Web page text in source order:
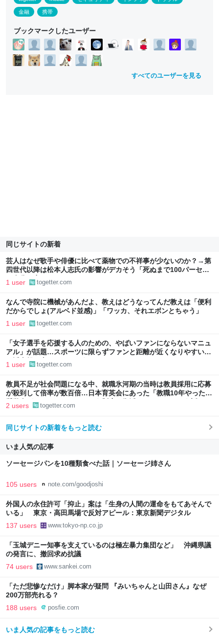
金融 携帯
ブックマークしたユーザー
すべてのユーザーを見る
同じサイトの新着
芸人はなぜ歌手や俳優に比べて薬物での不祥事が少ないのか？→第
四世代以降は松本人志氏の影響がデカそう「死ぬまで100パーセン
ト自分の力でやっていきたい」
1 user togetter.com
なんで寺院に機械があんだよ、教えはどうなってんだ教えは「便利
だからでしょ(アルベド並感)」「ワッカ、それエボンとちゃう」
1 user togetter.com
「女子選手を応援する人のための、やばいファンにならないマニュ
アル」が話題…スポーツに限らずファンと距離が近くなりやすい推
し活全般に当てはまりそう
1 user togetter.com
教員不足が社会問題になる中、就職氷河期の当時は教員採用に応募
が殺到して倍率が数百倍…日本育英会にあった「教職10年やったら
奨学金がチャラになる」という制度を復活してほしいという話
2 users togetter.com
同じサイトの新着をもっと読む
いま人気の記事
ソーセージパンを10種類食べた話｜ソーセージ姉さん
105 users note.com/goodjoshi
外国人の永住許可「抑止」案は「生身の人間の運命をもてあそんで
いる」 東京・高田馬場で反対アピール：東京新聞デジタル
137 users www.tokyo-np.co.jp
「玉城デニー知事を支えているのは極左暴力集団など」 沖縄県議
の発言に、撤回求め抗議
74 users www.sankei.com
「ただ悲惨なだけ」脚本家が疑問 『みいちゃんと山田さん』なぜ
200万部売れる？
188 users posfie.com
いま人気の記事をもっと読む